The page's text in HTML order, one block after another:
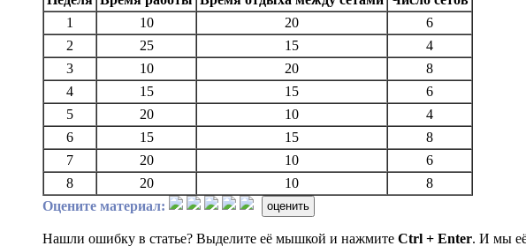
1
10 20
6
2
25 15
4
3
10 20
8
4
15 15
6
5
20 10
4
6
15 15
8
7
20 10
6
8
20 10
8
Оцените материал:
оценить
Нашли ошибку в статье? Выделите её мышкой и нажмите Ctrl + Enter. И мы